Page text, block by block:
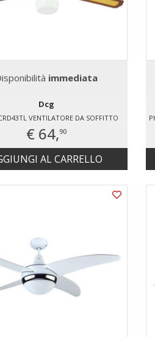
immediata
Dcg
VENTILATORE DA SOFFITTO
€ 64,90
AL CARRELLO